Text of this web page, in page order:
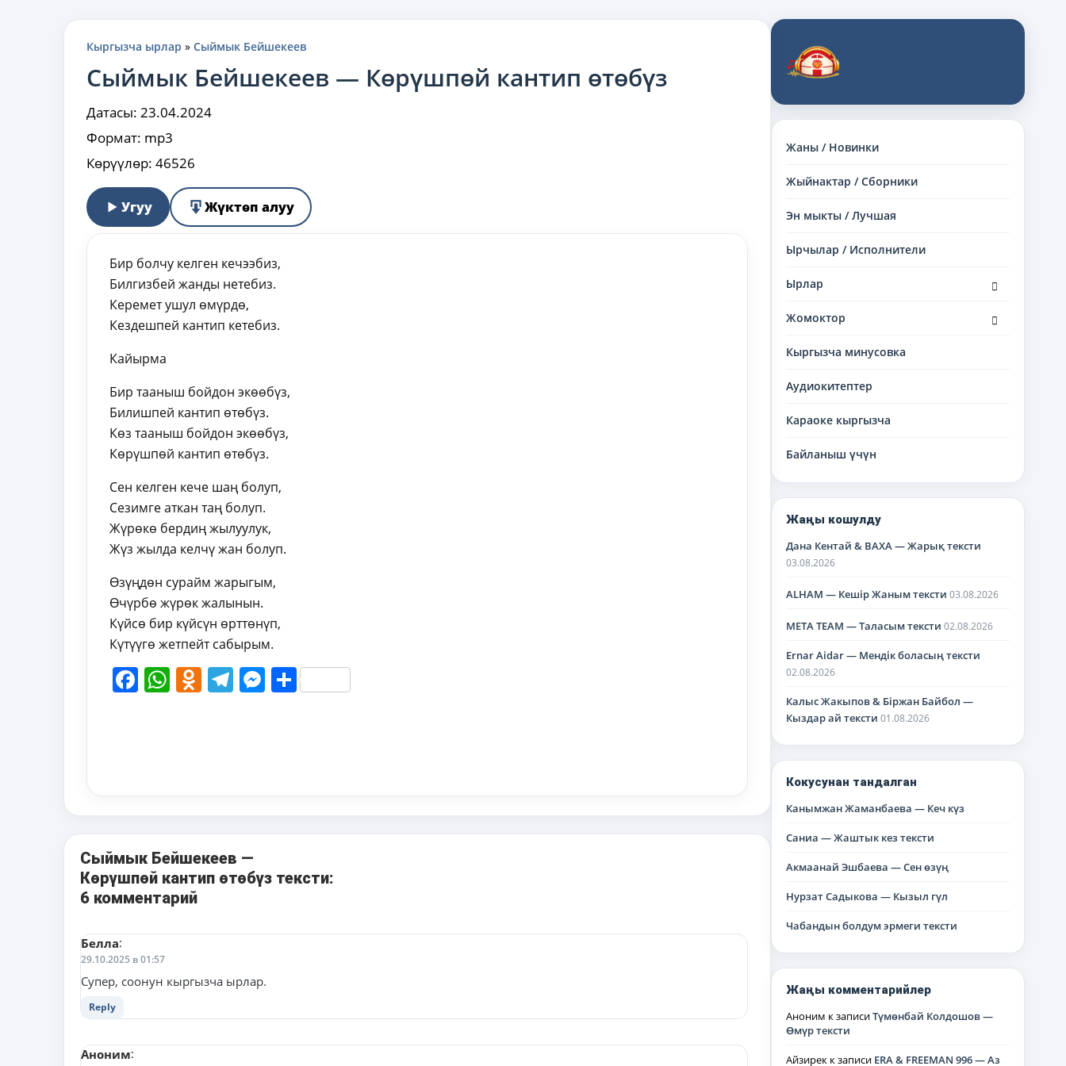
Жаны / Новинки
Жыйнактар / Сборники
Эн мыкты / Лучшая
Ырчылар / Исполнители
Ырлар
дочернее
Жомоктор
дочернее
Кыргызча минусовка
Аудиокитептер
Караоке кыргызча
Байланыш үчүн
Жаңы кошулду
Дана Кентай & BAXA — Жарық тексти
03.08.2026
ALHAM — Кешір Жаным тексти 03.08.2026
META TEAM — Таласым тексти 02.08.2026
Ernar Aidar — Мендік боласың тексти
02.08.2026
Калыс Жакыпов & Біржан Байбол —
Кыздар ай тексти 01.08.2026
Кокусунан тандалган
Канымжан Жаманбаева — Кеч күз
Саниа — Жаштык кез тексти
Акмаанай Эшбаева — Сен өзүң
Нурзат Садыкова — Кызыл гүл
Чабандын болдум эрмеги тексти
Жаңы комментарийлер
Аноним к записиТүмөнбай Колдошов —
Өмүр тексти
Айзирек к записи ERA & FREEMAN 996 — Аз
Кыргызча ырлар » Сыймык Бейшекеев
Сыймык Бейшекеев — Көрүшпөй кантип өтөбүз
Датасы: 23.04.2024
Формат: mp3
Көрүүлөр: 46526
Угуу Жүктөп алуу
Бир болчу келген кечээбиз,
Билгизбей жанды нетебиз.
Керемет ушул өмүрдө,
Кездешпей кантип кетебиз.
Кайырма
Бир тааныш бойдон экөөбүз,
Билишпей кантип өтөбүз.
Көз тааныш бойдон экөөбүз,
Көрүшпөй кантип өтөбүз.
Сен келген кече шаң болуп,
Сезимге аткан таң болуп.
Жүрөкө бердиң жылуулук,
Жүз жылда келчү жан болуп.
Өзүңдөн сурайм жарыгым,
Өчүрбө жүрөк жалынын.
Күйсө бир күйсүн өрттөнүп,
Күтүүгө жетпейт сабырым.
Facebook
WhatsApp
Odnoklassniki
Telegram
Messenger
Share
Сыймык Бейшекеев —
Көрүшпөй кантип өтөбүз тексти:
6 комментарий
Белла:
29.10.2025 в 01:57
Супер, соонун кыргызча ырлар.
Reply
Аноним: